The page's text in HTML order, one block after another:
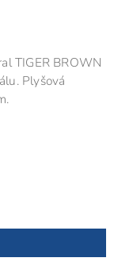
TIGER BROWN
Plyšová